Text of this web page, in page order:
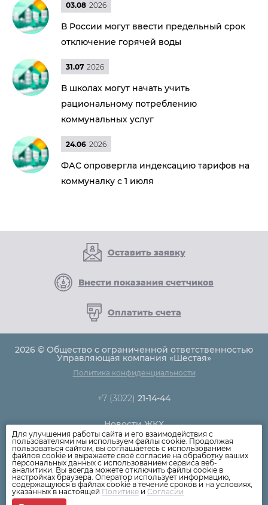
03.08 2026
В России могут ввести предельный срок
отключение горячей воды
31.07 2026
В школах могут начать учить
рациональному потреблению
коммунальных услуг
24.06 2026
ФАС опровергла индексацию тарифов на
коммуналку с 1 июля
Оставить заявку
Внести показания счетчиков
Оплатить счета
2026 © Общество с ограниченной ответственностью
Управляющая компания «Шестая»
Политика конфиденциальности
+7 (3022) 21-14-44
Новости ЖКХ
Новости компании
Как оплатить
Дома
Раскрытие информации
Вопросы
Для улучшения работы сайта и его взаимодействия с
пользователями мы используем файлы cookie. Продолжая
пользоваться сайтом, вы соглашаетесь с использованием
файлов cookie и выражаете своё согласие на обработку ваших
персональных данных с использованием сервиса веб-
аналитики. Вы всегда можете отключить файлы cookie в
настройках браузера. Оператор использует информацию,
содержащуюся в файлах cookie в течение сроков и на условиях,
указанных в настоящей Политике и Согласии